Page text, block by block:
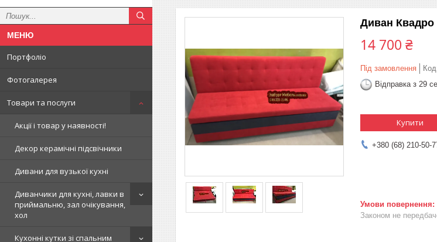
Портфоліо
Фотогалерея
Товари та послуги
Акції і товар у наявності!
Декор керамічні підсвічники
Дивани для вузької кухні
Диванчики для кухні, лавки в
приймальню, зал очікування,
хол
Кухонні кутки зі спальним
Диван Квадро
14 700 ₴
Під замовлення
Відправка з 29
Купити
+380 (68) 210-50-
Законом не